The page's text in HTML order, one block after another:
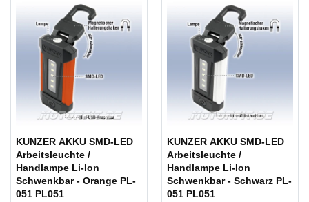
KUNZER AKKU SMD-LED
Arbeitsleuchte /
Handlampe Li-Ion
Schwenkbar - Orange PL-
051 PL051
KUNZER AKKU SMD-LED
Arbeitsleuchte /
Handlampe Li-Ion
Schwenkbar - Schwarz PL-
051 PL051